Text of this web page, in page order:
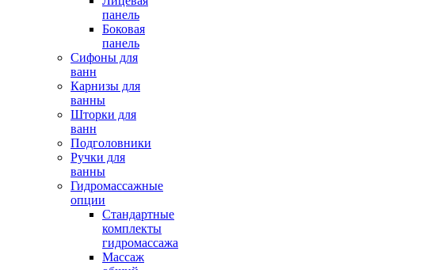
панель
Боковая
панель
Сифоны для
ванн
Карнизы для
ванны
Шторки для
ванн
Подголовники
Ручки для
ванны
Гидромассажные
опции
Стандартные
комплекты
гидромассажа
Массаж